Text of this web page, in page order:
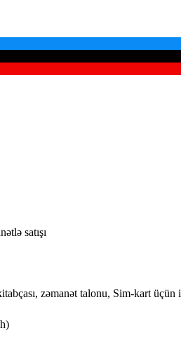
satışı
zəmanət talonu, Sim-kart üçün i